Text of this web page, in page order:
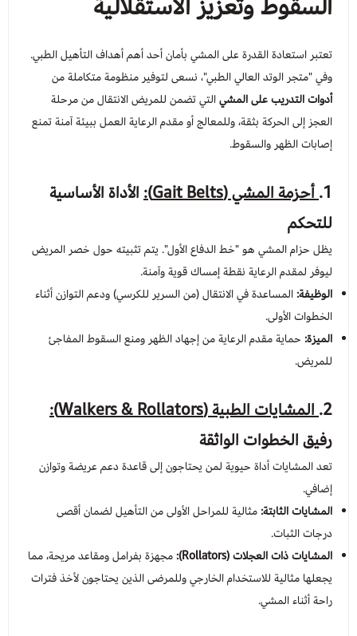
العناية بالحواجب
مستلزمات المكياج
Temporary Materials & Crwon Bridge
Cement & Linear
X-ray
Students Training & Instruments
تعتبر استعادة القدرة على المشي بأمان أحد أهم أهداف التأهيل الطبي.
وفي "متجر الوتد العالي الطبي"، نسعى لتوفير منظومة متكاملة من
أدوات التدريب على المشيالتي تضمن للمريض الانتقال من مرحلة
العجز إلى الحركة بثقة، وللمعالج أو مقدم الرعاية العمل ببيئة آمنة تمنع
إصابات الظهر والسقوط.
1.أحزمة المشي (Gait Belts):
الأداة الأساسية
للتحكم
يظل حزام المشي هو "خط الدفاع الأول". يتم تثبيته حول خصر المريض
ليوفر لمقدم الرعاية نقطة إمساك قوية وآمنة.
الوظيفة:المساعدة في الانتقال (من السرير للكرسي) ودعم التوازن أثناء
الخطوات الأولى.
الميزة:حماية مقدم الرعاية من إجهاد الظهر ومنع السقوط المفاجئ
للمريض.
2.المشايات الطبية (Walkers & Rollators):
رفيق الخطوات الواثقة
تعد المشايات أداة حيوية لمن يحتاجون إلى قاعدة دعم عريضة وتوازن
إضافي.
المشايات الثابتة:مثالية للمراحل الأولى من التأهيل لضمان أقصى
درجات الثبات.
المشايات ذات العجلات (Rollators):
مجهزة بفرامل ومقاعد مريحة، مما
يجعلها مثالية للاستخدام الخارجي وللمرضى الذين يحتاجون لأخذ فترات
راحة أثناء المشي.